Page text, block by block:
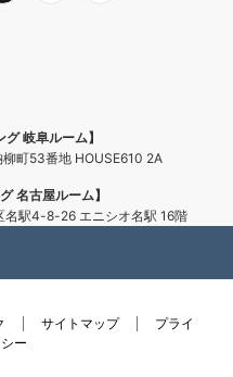
グ 岐阜ルーム】
町53番地 HOUSE610 2A
名古屋ルーム】
駅4-8-26 エニシオ名駅 16階
サイトマップ
プライ
ー